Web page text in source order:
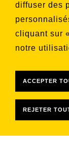
diffuser des
cliquant sur
notre
ACCEPTER
REJETER